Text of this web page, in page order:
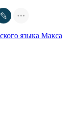
языка Макса